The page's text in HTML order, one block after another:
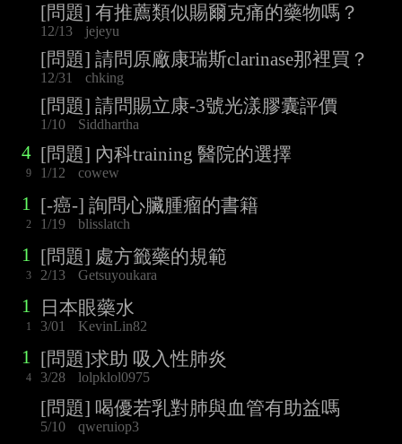
[問題] 有推薦類似賜爾克痛的藥物嗎？
12/13 jejeyu
[問題] 請問原廠康瑞斯clarinase那裡買？
12/31 chking
[問題] 請問賜立康-3號光漾膠囊評價
1/10 Siddhartha
4
9
[問題] 內科training 醫院的選擇
1/12 cowew
1
2
[-癌-] 詢問心臟腫瘤的書籍
1/19 blisslatch
1
3
[問題] 處方籤藥的規範
2/13 Getsuyoukara
1
1
日本眼藥水
3/01 KevinLin82
1
4
[問題]求助 吸入性肺炎
3/28 lolpklol0975
[問題] 喝優若乳對肺與血管有助益嗎
5/10 qweruiop3